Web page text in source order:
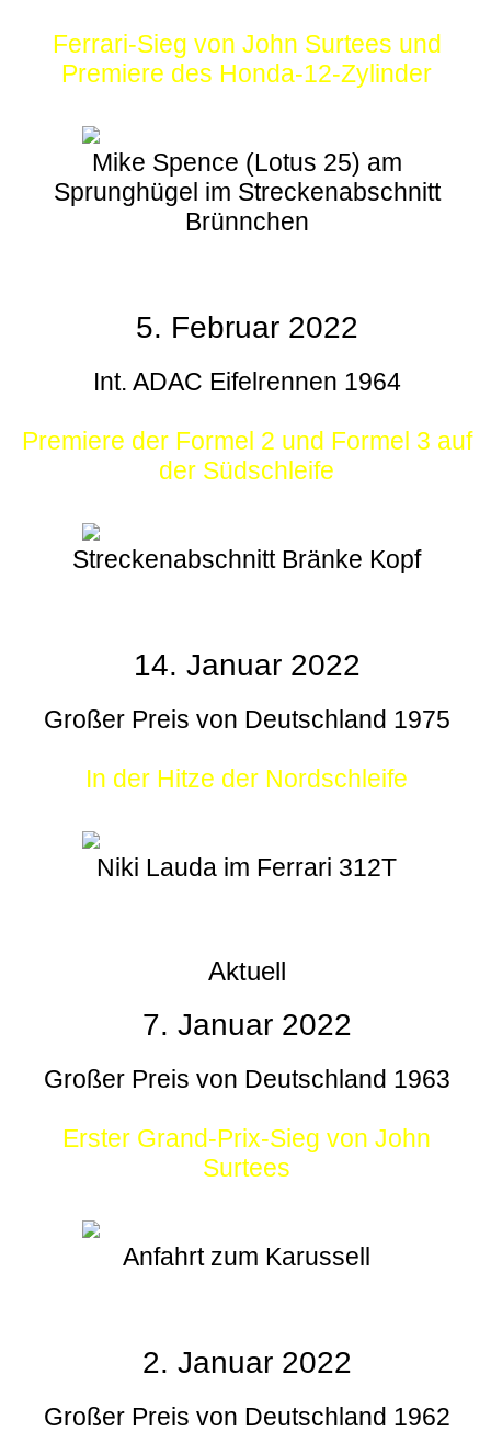
Ferrari-Sieg von John Surtees und
Premiere des Honda-12-Zylinder
Mike Spence (Lotus 25) am
Sprunghügel im Streckenabschnitt
Brünnchen
5. Februar 2022
Int. ADAC Eifelrennen 1964
Premiere der Formel 2 und Formel 3 auf
der Südschleife
Streckenabschnitt Bränke Kopf
14. Januar 2022
Großer Preis von Deutschland 1975
In der Hitze der Nordschleife
Niki Lauda im Ferrari 312T
Aktuell
7. Januar 2022
Großer Preis von Deutschland 1963
Erster Grand-Prix-Sieg von John
Surtees
Anfahrt zum Karussell
2. Januar 2022
Großer Preis von Deutschland 1962